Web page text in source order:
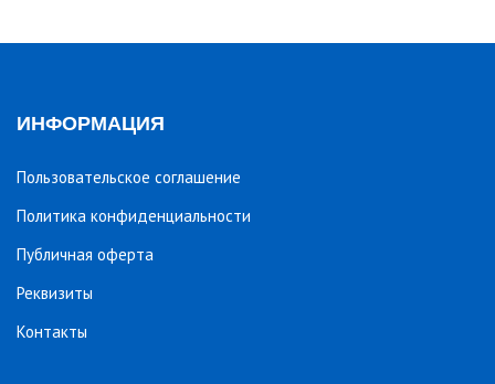
ИНФОРМАЦИЯ
Пользовательское соглашение
Политика конфиденциальности
Публичная оферта
Реквизиты
Контакты